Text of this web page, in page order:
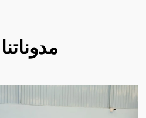
مدوناتنا